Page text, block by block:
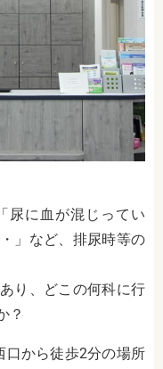
尿に血が混じってい
」など、排尿時等の
り、どこの何科に行
？
口から徒歩2分の場所